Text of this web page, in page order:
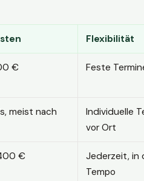
Flexibilität
€ Feste
meist nach
Individuelle
vor Ort
€
Jederzeit, in
Tempo